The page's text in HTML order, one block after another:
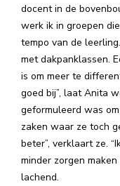
docent in de
werk ik in groepen
tempo van de
met dakpanklassen.
is om meer te
goed bij”, laat Anita
geformuleerd was
zaken waar ze toch
beter”, verklaart ze.
minder zorgen
lachend.